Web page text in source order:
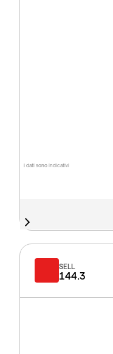
I dati sono indicativi
SELL
144.3